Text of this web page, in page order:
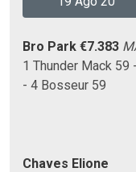
Bro Park €7.383
1 Thunder Mack 59
- 4 Bosseur 59
Chaves Elione